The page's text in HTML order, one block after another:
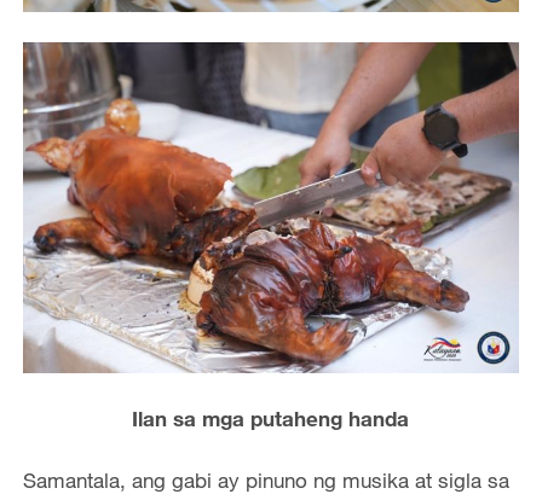
Ilan sa mga putaheng handa
Samantala, ang gabi ay pinuno ng musika at sigla sa